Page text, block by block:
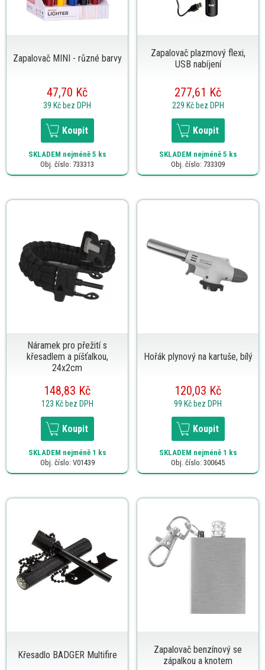
Zapalovač MINI - různé barvy
47,70 Kč
39 Kč bez DPH
Koupit
SKLADEM nejméně 5 ks
Obj. číslo: 733313
Zapalovač plazmový flexi,
USB nabíjení
277,61 Kč
229 Kč bez DPH
Koupit
SKLADEM nejméně 5 ks
Obj. číslo: 733309
Náramek pro přežití s
křesadlem a píšťalkou,
24x2cm
148,83 Kč
123 Kč bez DPH
Koupit
SKLADEM nejméně 1 ks
Obj. číslo: V01439
Hořák plynový na kartuše, bílý
120,03 Kč
99 Kč bez DPH
Koupit
SKLADEM nejméně 1 ks
Obj. číslo: 300645
Křesadlo BADGER Multifire
Zapalovač benzínový se
zápalkou a knotem